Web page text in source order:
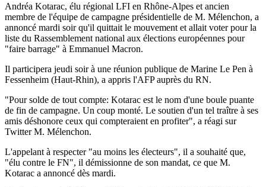
Andréa Kotarac, élu régional LFI en Rhône-Alpes et ancien
membre de l'équipe de campagne présidentielle de M. Mélenchon, a
annoncé mardi soir qu'il quittait le mouvement et allait voter pour la
liste du Rassemblement national aux élections européennes pour
"faire barrage" à Emmanuel Macron.
Il participera jeudi soir à une réunion publique de Marine Le Pen à
Fessenheim (Haut-Rhin), a appris l'AFP auprès du RN.
"Pour solde de tout compte: Kotarac est le nom d'une boule puante
de fin de campagne. Un coup monté. Le soutien d'un tel traître à ses
amis déshonore ceux qui compteraient en profiter", a réagi sur
Twitter M. Mélenchon.
L'appelant à respecter "au moins les électeurs", il a souhaité que,
"élu contre le FN", il démissionne de son mandat, ce que M.
Kotarac a annoncé dès mardi.